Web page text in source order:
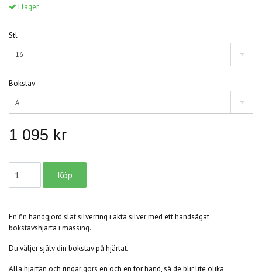
I lager.
Stl
16
Bokstav
A
1 095 kr
En fin handgjord slät silverring i äkta silver med ett handsågat
bokstavshjärta i mässing.
Du väljer själv din bokstav på hjärtat.
Alla hjärtan och ringar görs en och en för hand, så de blir lite olika.